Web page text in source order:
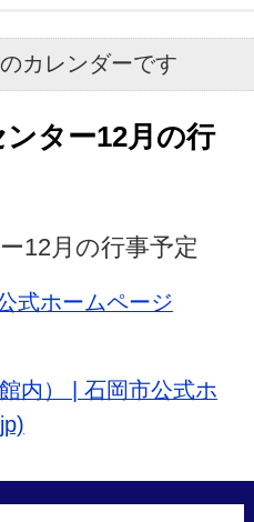
カレンダーです
ター12月の行
12月の行事予定
式ホームページ
内） | 石岡市公式ホ